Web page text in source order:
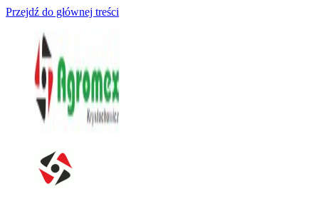
Przejdź do głównej treści